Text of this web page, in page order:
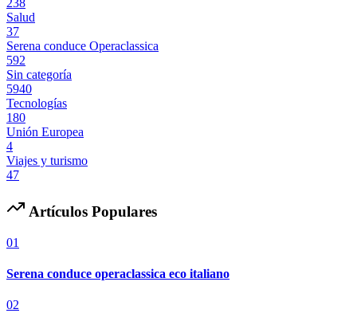
238
Salud
37
Serena conduce Operaclassica
592
Sin categoría
5940
Tecnologías
180
Unión Europea
4
Viajes y turismo
47
Artículos Populares
01
Serena conduce operaclassica eco italiano
02